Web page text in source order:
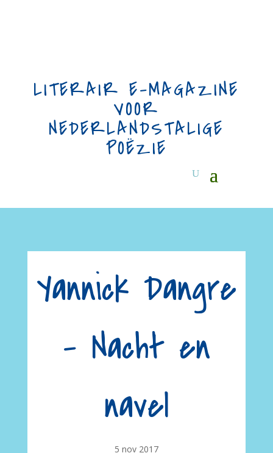
LITERAIR E-MAGAZINE
VOOR
NEDERLANDSTALIGE
POËZIE
Yannick Dangre
– Nacht en
navel
5 nov 2017